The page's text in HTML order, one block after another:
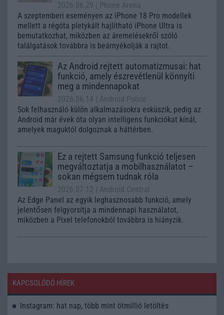
2026.06.29
| Phone Arena
A szeptemberi eseményen az iPhone 18 Pro modellek
mellett a régóta pletykált hajlítható iPhone Ultra is
bemutatkozhat, miközben az áremelésekről szóló
találgatások továbbra is beárnyékolják a rajtot.
Az Android rejtett automatizmusai: hat
funkció, amely észrevétlenül könnyíti
meg a mindennapokat
2026.06.14
| Android Police
Sok felhasználó külön alkalmazásokra esküszik, pedig az
Android már évek óta olyan intelligens funkciókat kínál,
amelyek maguktól dolgoznak a háttérben.
Ez a rejtett Samsung funkció teljesen
megváltoztatja a mobilhasználatot –
sokan mégsem tudnak róla
2026.07.12
| Android Central
Az Edge Panel az egyik leghasznosabb funkció, amely
jelentősen felgyorsítja a mindennapi használatot,
miközben a Pixel telefonokból továbbra is hiányzik.
KAPCSOLÓDÓ HÍREK
Instagram: hat nap, több mint ötmillió letöltés